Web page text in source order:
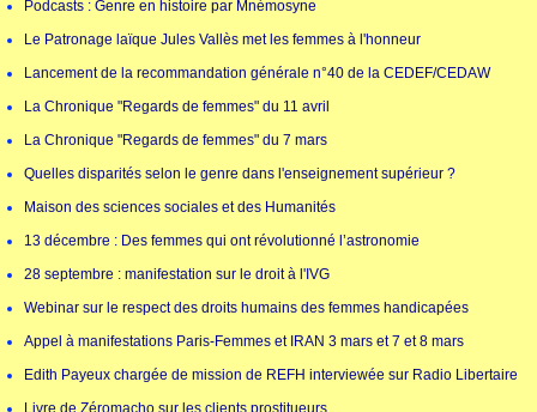
Podcasts : Genre en histoire par Mnémosyne
Le Patronage laïque Jules Vallès met les femmes à l'honneur
Lancement de la recommandation générale n°40 de la CEDEF/CEDAW
La Chronique "Regards de femmes" du 11 avril
La Chronique "Regards de femmes" du 7 mars
Quelles disparités selon le genre dans l'enseignement supérieur ?
Maison des sciences sociales et des Humanités
13 décembre : Des femmes qui ont révolutionné l’astronomie
28 septembre : manifestation sur le droit à l'IVG
Webinar sur le respect des droits humains des femmes handicapées
Appel à manifestations Paris-Femmes et IRAN 3 mars et 7 et 8 mars
Edith Payeux chargée de mission de REFH interviewée sur Radio Libertaire
Livre de Zéromacho sur les clients prostitueurs